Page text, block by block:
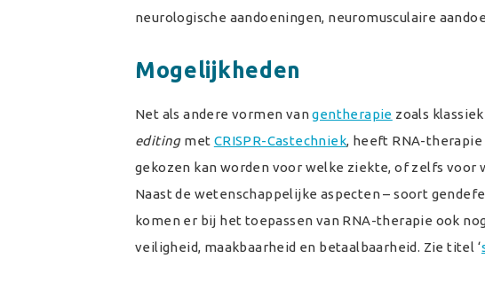
neurologische aandoeningen, neuromusculaire
Mogelijkheden
Net als andere vormen vangentherapie zoals
editingmet CRISPR-Castechniek, heeft RNA-therapie
gekozen kan worden voor welke ziekte, of zelfs voor
Naast de wetenschappelijke aspecten – soort
komen er bij het toepassen van RNA-therapie ook
veiligheid, maakbaarheid en betaalbaarheid. Zietitel ‘